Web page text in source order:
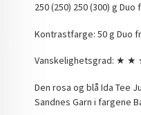
250 (250) 250 (300) g
Kontrastfarge: 50 g Duo
Vanskelighetsgrad: ★ ★
Den rosa og blå Ida Tee
Sandnes Garn i fargene